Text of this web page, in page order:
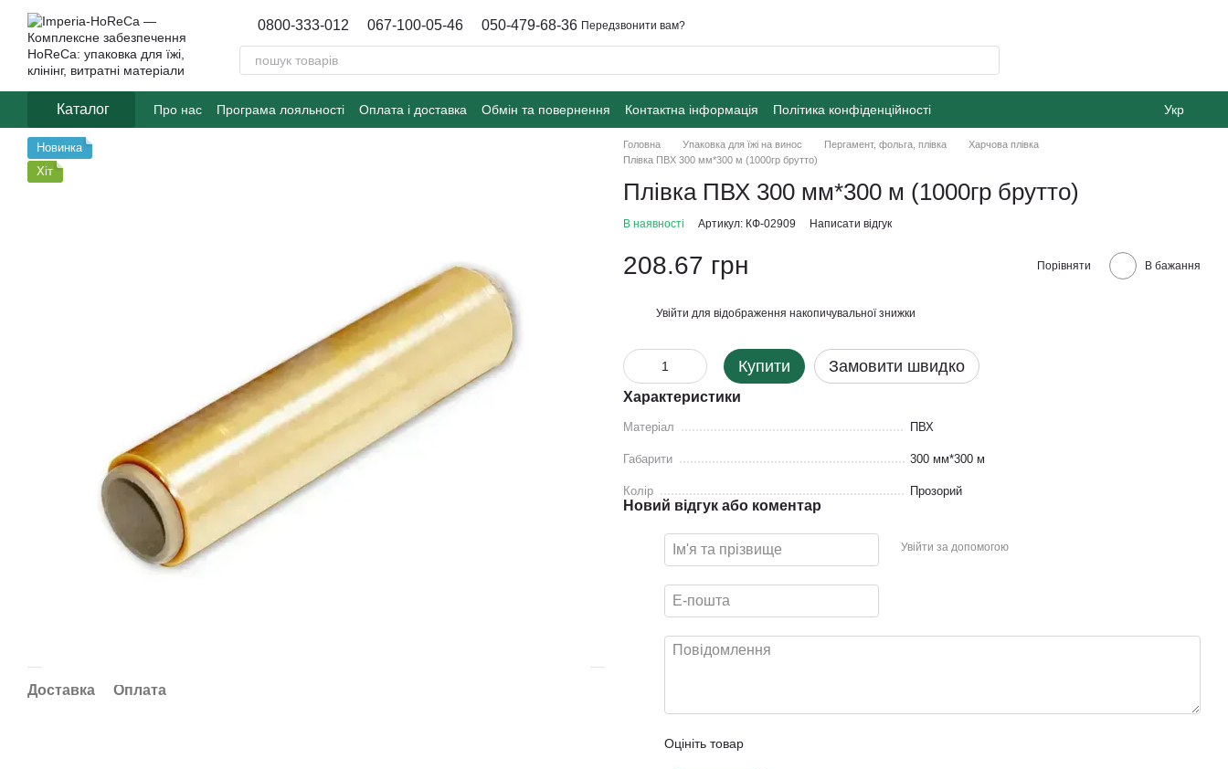
Перейти до основного контенту
0800-333-012 067-100-05-46 050-479-68-36 Передзвонити вам?
Каталог Про нас Програма лояльності Оплата і доставка Обмін та повернення Контактна інформація
Політика конфіденційності
Договір публічної оферти
Блог
Укр
Новинка
Хіт
Доставка Оплата
Головна Упаковка для їжі на винос Пергамент, фольга, плівка
Харчова плівка
Плівка ПВХ 300 мм*300 м (1000гр брутто)
Плівка ПВХ 300 мм*300 м (1000гр брутто)
В наявності Артикул: КФ-02909 Написати відгук
208.67 грн Порівняти В бажання
Увійти для відображення накопичувальної знижки
Купити Замовити швидко
Характеристики
Матеріал ПВХ
Габарити 300 мм*300 м
Колір Прозорий
Новий відгук або коментар
Увійти за допомогою
Оцініть товар